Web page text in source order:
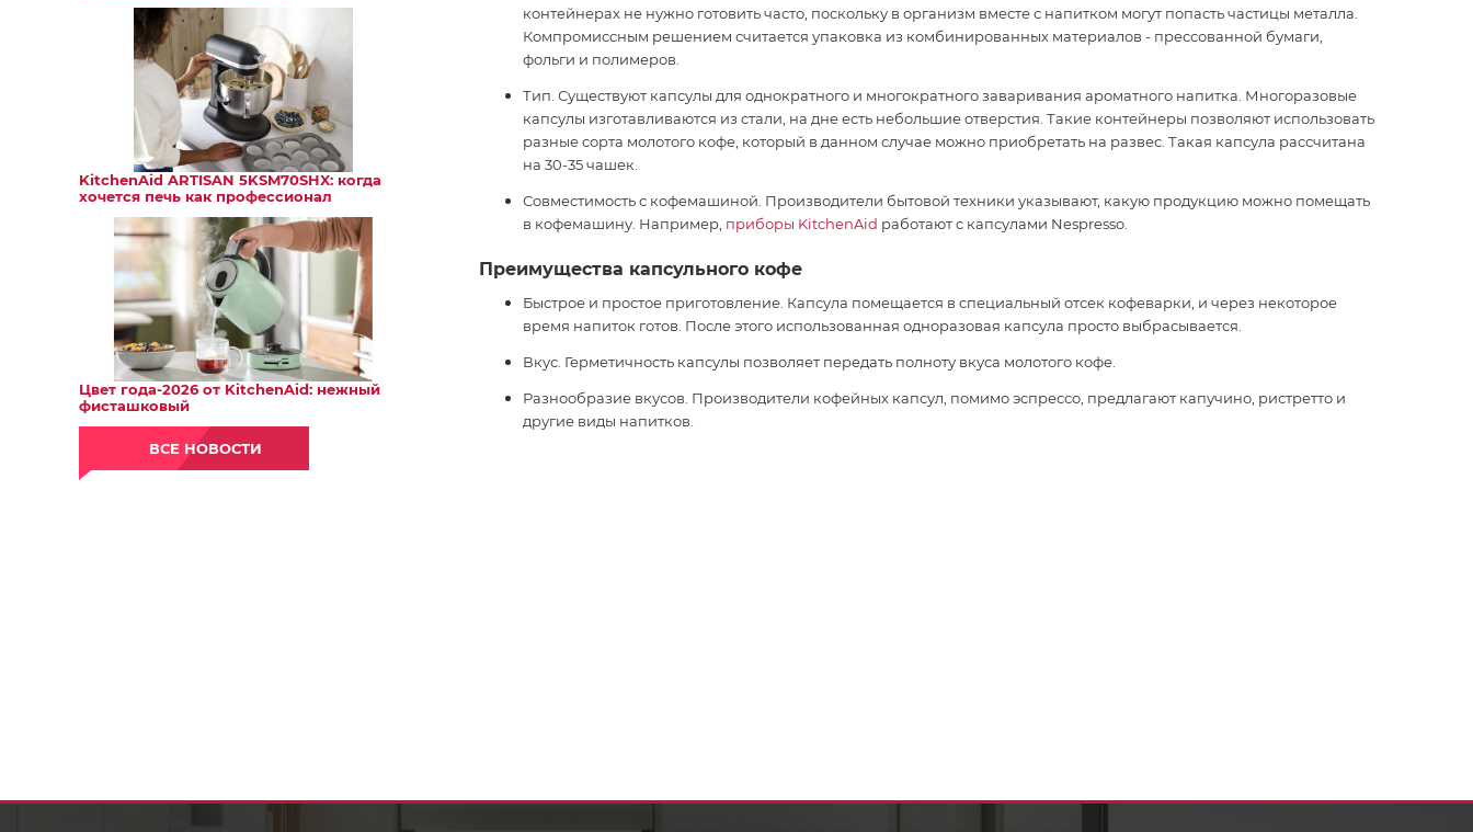
KitchenAid ARTISAN 5KSM70SHX: когда
хочется печь как профессионал
Цвет года-2026 от KitchenAid: нежный
фисташковый
ВСЕ НОВОСТИ
контейнерах не нужно готовить часто, поскольку в организм вместе с напитком могут попасть частицы металла.
Компромиссным решением считается упаковка из комбинированных материалов - прессованной бумаги,
фольги и полимеров.
Тип. Существуют капсулы для однократного и многократного заваривания ароматного напитка. Многоразовые
капсулы изготавливаются из стали, на дне есть небольшие отверстия. Такие контейнеры позволяют использовать
разные сорта молотого кофе, который в данном случае можно приобретать на развес. Такая капсула рассчитана
на 30-35 чашек.
Совместимость с кофемашиной. Производители бытовой техники указывают, какую продукцию можно помещать
в кофемашину. Например, приборы KitchenAid работают с капсулами Nespresso.
Преимущества капсульного кофе
Быстрое и простое приготовление. Капсула помещается в специальный отсек кофеварки, и через некоторое
время напиток готов. После этого использованная одноразовая капсула просто выбрасывается.
Вкус. Герметичность капсулы позволяет передать полноту вкуса молотого кофе.
Разнообразие вкусов. Производители кофейных капсул, помимо эспрессо, предлагают капучино, ристретто и
другие виды напитков.